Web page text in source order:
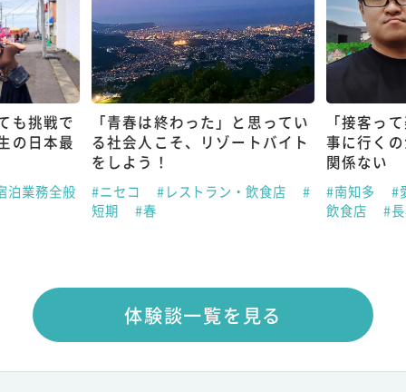
も挑戦で
の日本最
泊業務全般
「青春は終わった」と思ってい
る社会人こそ、リゾートバイト
をしよう！
#ニセコ #レストラン・飲食店
#
短期
#春
「接客っ
事に行く
関係ない
#南知多
#
飲食店
#
体験談一覧を見る